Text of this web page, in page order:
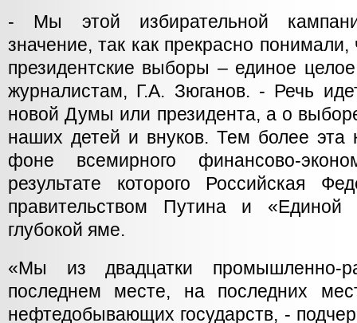
- Мы этой избирательной
значение, так как прекрасно
президентские выборы – единое
журналистам, Г.А. Зюганов. - Речь
новой Думы или президента, а о
наших детей и внуков. Тем более эта
фоне всемирного финансово-
результате которого Российская
правительством Путина и «Единой
глубокой яме.
«Мы из двадцатки промышленно-
последнем месте, на последних
нефтедобывающих государств, -